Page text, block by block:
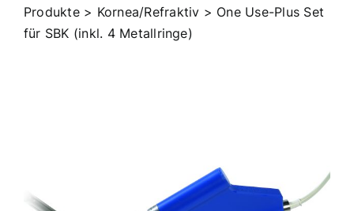
Produkte> Kornea/Refraktiv > One Use-Plus Set
für SBK (inkl. 4 Metallringe)